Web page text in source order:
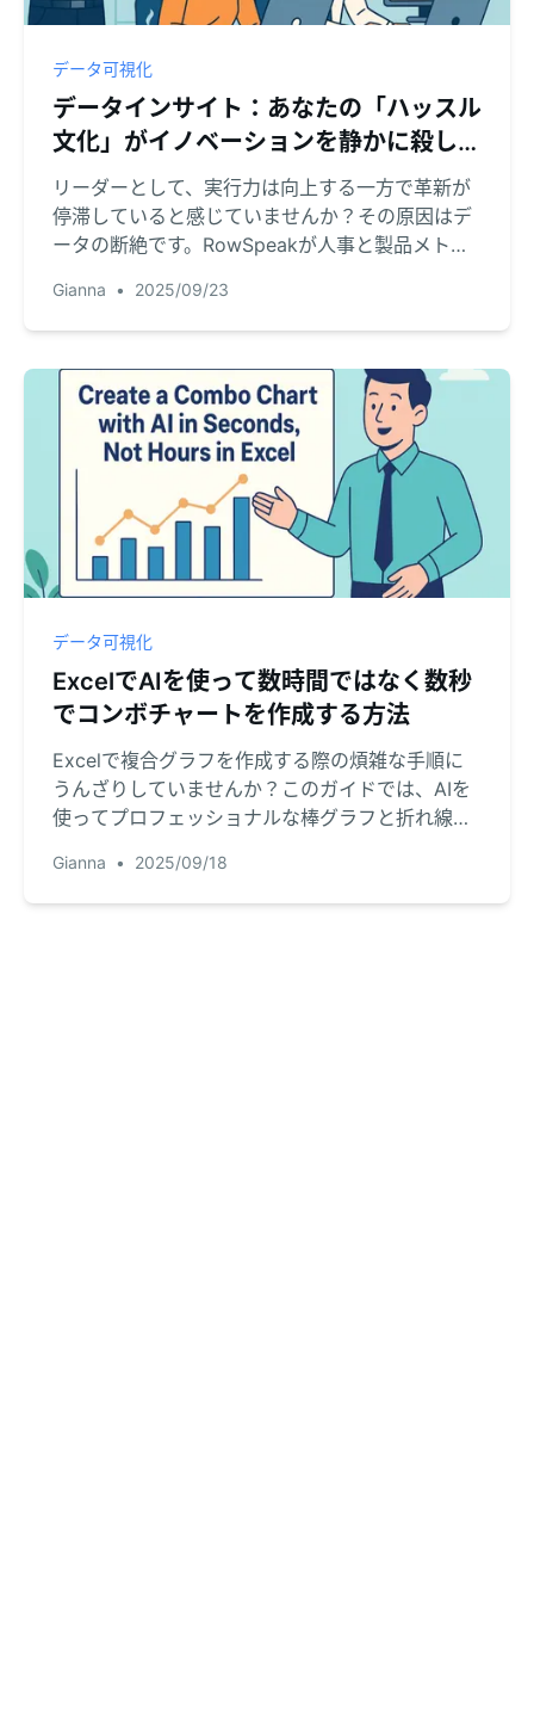
データ可視化
データインサイト：あなたの「ハッスル
文化」がイノベーションを静かに殺して
いませんか？
リーダーとして、実行力は向上する一方で革新が
停滞していると感じていませんか？その原因はデ
ータの断絶です。RowSpeakが人事と製品メトリ
変え、よりスマートで持続可能な成長を推進する
方法をご覧ください。
Gianna • 2025/09/23
データ可視化
ExcelでAIを使って数時間ではなく数秒
でコンボチャートを作成する方法
Excelで複合グラフを作成する際の煩雑な手順に
うんざりしていませんか？このガイドでは、AIを
使ってプロフェッショナルな棒グラフと折れ線グ
紹介します。データを分かりやすい洞察に変え、
次回のビジネスレポートに活用しましょう。
Gianna • 2025/09/18